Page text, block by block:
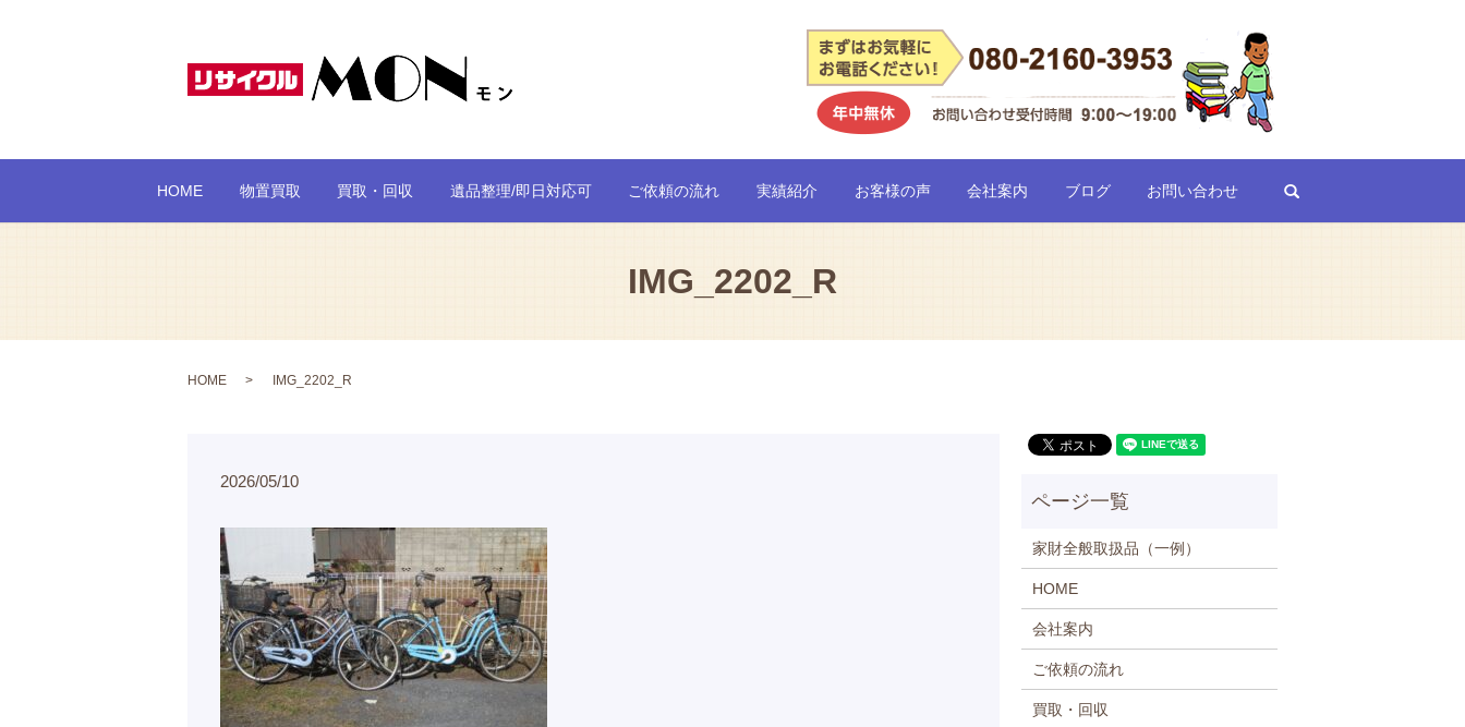
HOME 物置買取 買取・回収 遺品整理/即日対応可 ご依頼の流れ 実績紹介 お客様の声 会社案内 ブログ お問い合わせ
IMG_2202_R
HOME IMG_2202_R
2026/05/10
家財全般取扱品（一例）
HOME
会社案内
ご依頼の流れ
買取・回収